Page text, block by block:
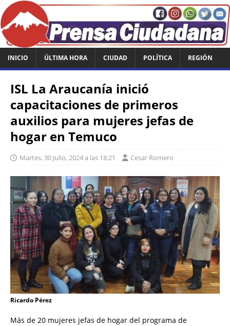
INICIO ÚLTIMA HORA CIUDAD POLÍTICA REGIÓN
ISL La Araucanía inició
capacitaciones de primeros
auxilios para mujeres jefas de
hogar en Temuco
Martes, 30 Julio, 2024 a las 18:21 Cesar Romero
Ricardo Pérez
Más de 20 mujeres jefas de hogar del programa de